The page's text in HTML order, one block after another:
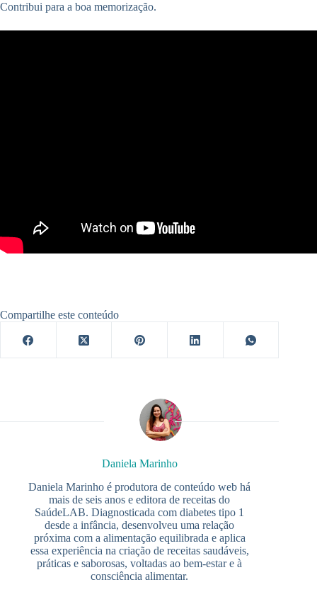
Contribui para a boa memorização.
Compartilhe este conteúdo
Daniela Marinho
Daniela Marinho é produtora de conteúdo web há
mais de seis anos e editora de receitas do
SaúdeLAB. Diagnosticada com diabetes tipo 1
desde a infância, desenvolveu uma relação
próxima com a alimentação equilibrada e aplica
essa experiência na criação de receitas saudáveis,
práticas e saborosas, voltadas ao bem-estar e à
consciência alimentar.